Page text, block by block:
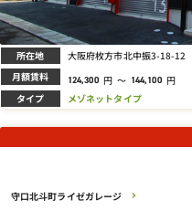
所在地 大阪府枚方市北中振3-18-12
月額賃料 124,300 円 ～ 144,100 円
タイプ メゾネットタイプ
守口北斗町ライゼガレージ